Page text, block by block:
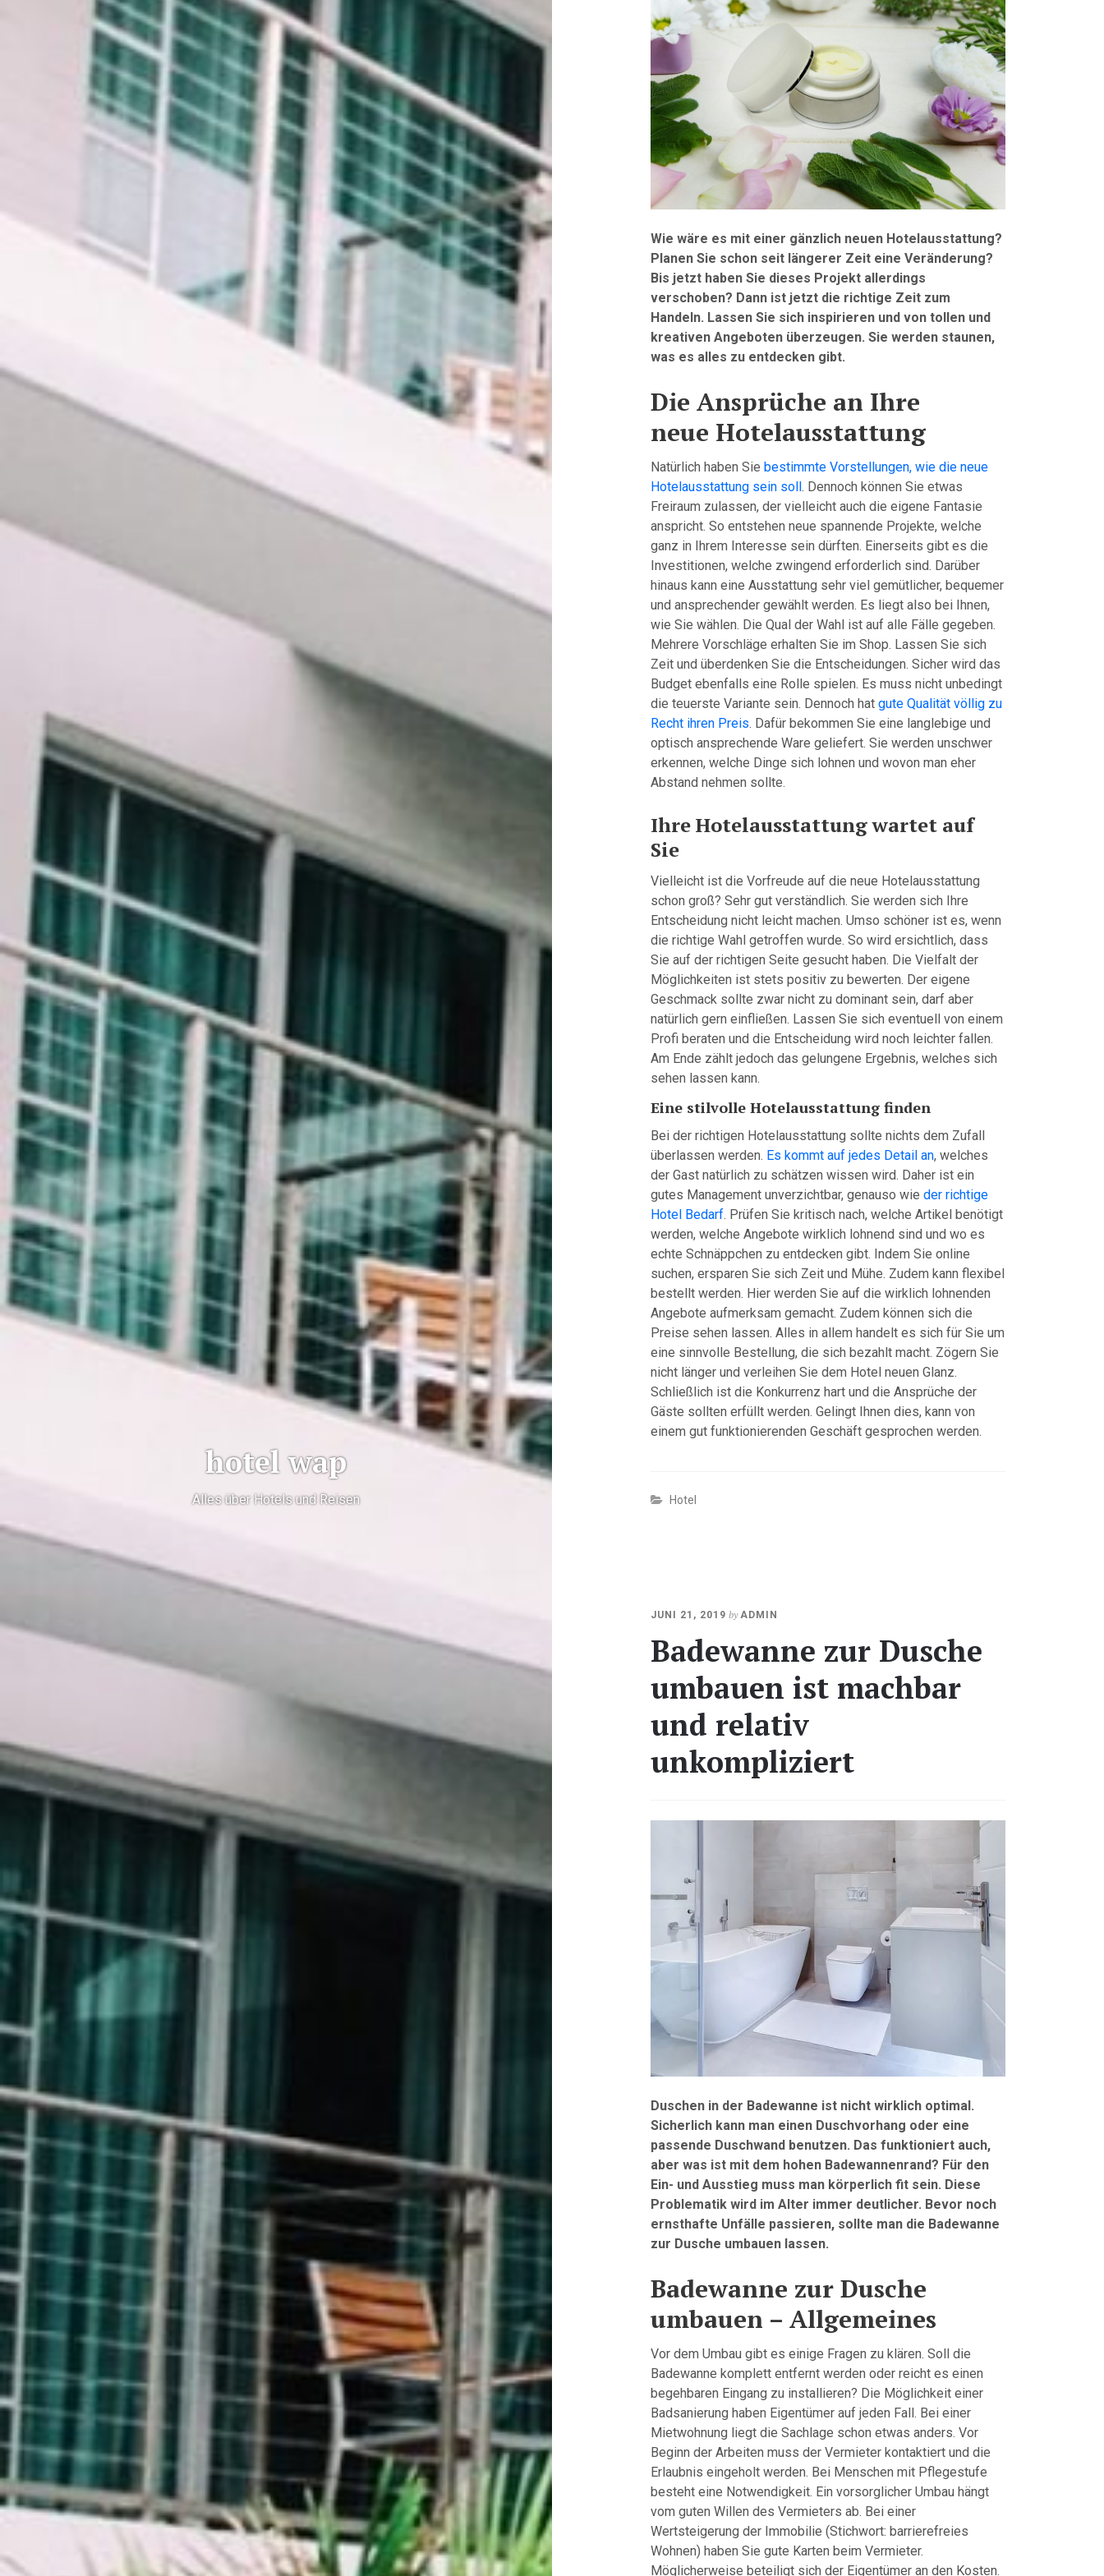
hotel wap
Alles über Hotels und Reisen
Wie wäre es mit einer gänzlich neuen Hotelausstattung?
Planen Sie schon seit längerer Zeit eine Veränderung?
Bis jetzt haben Sie dieses Projekt allerdings
verschoben? Dann ist jetzt die richtige Zeit zum
Handeln. Lassen Sie sich inspirieren und von tollen und
kreativen Angeboten überzeugen. Sie werden staunen,
was es alles zu entdecken gibt.
Die Ansprüche an Ihre
neue Hotelausstattung
Natürlich haben Sie bestimmte Vorstellungen, wie die neue
Hotelausstattung sein soll. Dennoch können Sie etwas
Freiraum zulassen, der vielleicht auch die eigene Fantasie
anspricht. So entstehen neue spannende Projekte, welche
ganz in Ihrem Interesse sein dürften. Einerseits gibt es die
Investitionen, welche zwingend erforderlich sind. Darüber
hinaus kann eine Ausstattung sehr viel gemütlicher, bequemer
und ansprechender gewählt werden. Es liegt also bei Ihnen,
wie Sie wählen. Die Qual der Wahl ist auf alle Fälle gegeben.
Mehrere Vorschläge erhalten Sie im Shop. Lassen Sie sich
Zeit und überdenken Sie die Entscheidungen. Sicher wird das
Budget ebenfalls eine Rolle spielen. Es muss nicht unbedingt
die teuerste Variante sein. Dennoch hat gute Qualität völlig zu
Recht ihren Preis. Dafür bekommen Sie eine langlebige und
optisch ansprechende Ware geliefert. Sie werden unschwer
erkennen, welche Dinge sich lohnen und wovon man eher
Abstand nehmen sollte.
Ihre Hotelausstattung wartet auf
Sie
Vielleicht ist die Vorfreude auf die neue Hotelausstattung
schon groß? Sehr gut verständlich. Sie werden sich Ihre
Entscheidung nicht leicht machen. Umso schöner ist es, wenn
die richtige Wahl getroffen wurde. So wird ersichtlich, dass
Sie auf der richtigen Seite gesucht haben. Die Vielfalt der
Möglichkeiten ist stets positiv zu bewerten. Der eigene
Geschmack sollte zwar nicht zu dominant sein, darf aber
natürlich gern einfließen. Lassen Sie sich eventuell von einem
Profi beraten und die Entscheidung wird noch leichter fallen.
Am Ende zählt jedoch das gelungene Ergebnis, welches sich
sehen lassen kann.
Eine stilvolle Hotelausstattung finden
Bei der richtigen Hotelausstattung sollte nichts dem Zufall
überlassen werden. Es kommt auf jedes Detail an, welches
der Gast natürlich zu schätzen wissen wird. Daher ist ein
gutes Management unverzichtbar, genauso wie der richtige
Hotel Bedarf. Prüfen Sie kritisch nach, welche Artikel benötigt
werden, welche Angebote wirklich lohnend sind und wo es
echte Schnäppchen zu entdecken gibt. Indem Sie online
suchen, ersparen Sie sich Zeit und Mühe. Zudem kann flexibel
bestellt werden. Hier werden Sie auf die wirklich lohnenden
Angebote aufmerksam gemacht. Zudem können sich die
Preise sehen lassen. Alles in allem handelt es sich für Sie um
eine sinnvolle Bestellung, die sich bezahlt macht. Zögern Sie
nicht länger und verleihen Sie dem Hotel neuen Glanz.
Schließlich ist die Konkurrenz hart und die Ansprüche der
Gäste sollten erfüllt werden. Gelingt Ihnen dies, kann von
einem gut funktionierenden Geschäft gesprochen werden.
Hotel
JUNI 21, 2019 OKTOBER
2020
byADMIN
Badewanne zur Dusche
umbauen ist machbar
und relativ
unkompliziert
Duschen in der Badewanne ist nicht wirklich optimal.
Sicherlich kann man einen Duschvorhang oder eine
passende Duschwand benutzen. Das funktioniert auch,
aber was ist mit dem hohen Badewannenrand? Für den
Ein- und Ausstieg muss man körperlich fit sein. Diese
Problematik wird im Alter immer deutlicher. Bevor noch
ernsthafte Unfälle passieren, sollte man die Badewanne
zur Dusche umbauen lassen.
Badewanne zur Dusche
umbauen – Allgemeines
Vor dem Umbau gibt es einige Fragen zu klären. Soll die
Badewanne komplett entfernt werden oder reicht es einen
begehbaren Eingang zu installieren? Die Möglichkeit einer
Badsanierung haben Eigentümer auf jeden Fall. Bei einer
Mietwohnung liegt die Sachlage schon etwas anders. Vor
Beginn der Arbeiten muss der Vermieter kontaktiert und die
Erlaubnis eingeholt werden. Bei Menschen mit Pflegestufe
besteht eine Notwendigkeit. Ein vorsorglicher Umbau hängt
vom guten Willen des Vermieters ab. Bei einer
Wertsteigerung der Immobilie (Stichwort: barrierefreies
Wohnen) haben Sie gute Karten beim Vermieter.
Möglicherweise beteiligt sich der Eigentümer an den Kosten.